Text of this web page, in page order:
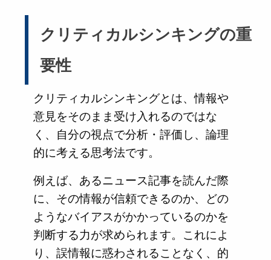
クリティカルシンキングの重
要性
クリティカルシンキングとは、情報や
意見をそのまま受け入れるのではな
く、自分の視点で分析・評価し、論理
的に考える思考法です。
例えば、あるニュース記事を読んだ際
に、その情報が信頼できるのか、どの
ようなバイアスがかかっているのかを
判断する力が求められます。これによ
り、誤情報に惑わされることなく、的